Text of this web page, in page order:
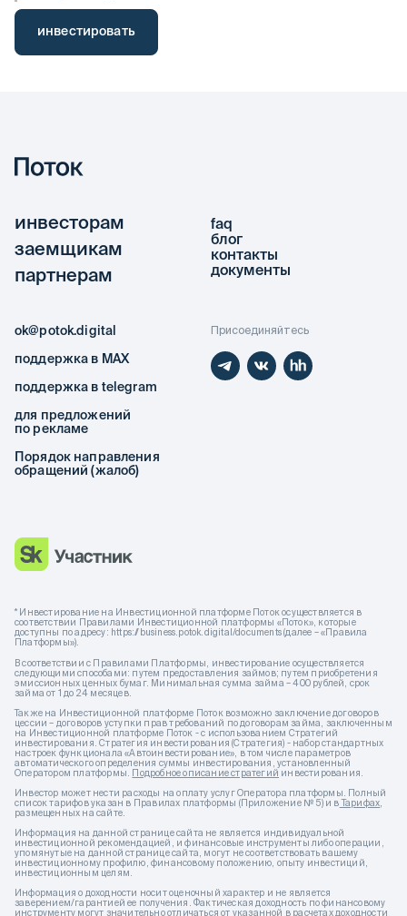
инвестировать
Присоединяйтесь
инвесторам
заемщикам
партнерам
faq
блог
контакты
документы
ok@potok.digital
поддержка в MAX
поддержка в telegram
для предложений
по рекламе
Порядок направления
обращений (жалоб)
* Инвестирование на Инвестиционной платформе Поток осуществляется в
соответствии Правилами Инвестиционной платформы «Поток», которые
доступны по адресу: https://business.potok.digital/documents (далее – «Правила
Платформы»).
В соответствии с Правилами Платформы, инвестирование осуществляется
следующими способами: путем предоставления займов; путем приобретения
эмиссионных ценных бумаг. Минимальная сумма займа – 400 рублей, срок
займа от 1 до 24 месяцев.
Также на Инвестиционной платформе Поток возможно заключение договоров
цессии – договоров уступки прав требований по договорам займа, заключенным
на Инвестиционной платформе Поток - с использованием Стратегий
инвестирования. Стратегия инвестирования (Стратегия) - набор стандартных
настроек функционала «Автоинвестирование», в том числе параметров
автоматического определения суммы инвестирования, установленный
Оператором платформы.
Подробное описание стратегий инвестирования.
Инвестор может нести расходы на оплату услуг Оператора платформы. Полный
список тарифов указан в Правилах платформы (Приложение № 5) и вТарифах
размещенных на сайте.
Информация на данной странице сайта не является индивидуальной
инвестиционной рекомендацией, и финансовые инструменты либо операции,
упомянутые на данной странице сайта, могут не соответствовать вашему
инвестиционному профилю, финансовому положению, опыту инвестиций,
инвестиционным целям.
Информация о доходности носит оценочный характер и не является
заверением/гарантией ее получения. Фактическая доходность по финансовому
инструменту могут значительно отличаться от указанной в расчетах доходности